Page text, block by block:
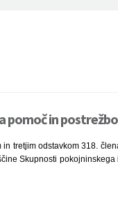
pomoč in
tretjim odstavkom 318.
Skupnosti